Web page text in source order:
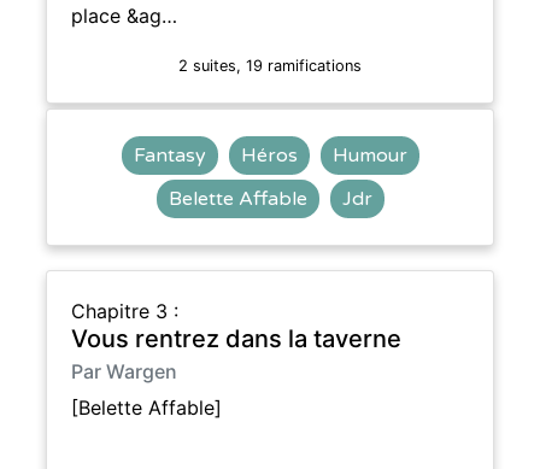
place &ag…
2 suites, 19 ramifications
Fantasy Héros
Humour
Belette Affable
Jdr
Chapitre 3 :
Vous rentrez dans la taverne
Par Wargen
[Belette Affable]